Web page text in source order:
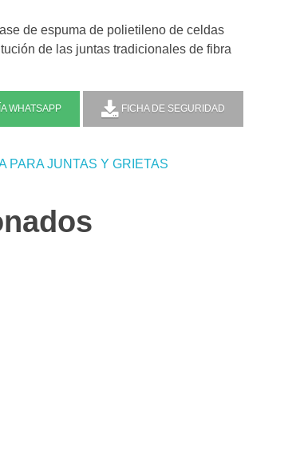
de espuma de polietileno de celdas
de las juntas tradicionales de fibra
WHATSAPP FICHA DE SEGURIDAD
PARA JUNTAS Y GRIETAS